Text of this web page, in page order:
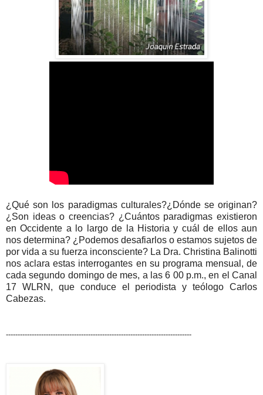
¿Qué son los paradigmas culturales?​¿Dónde se originan?​
¿Son ideas o creencias? ¿Cuántos paradigmas existieron
en Occidente a lo largo de la Historia y cuál de ellos aun
nos determina? ¿Podemos desafiarlos o estamos sujetos de
por vida a su fuerza inconsciente? La Dra. Christina Balinotti
nos aclara estas interrogantes en su programa mensual, de
cada segundo domingo de mes, a las 6 00 p.m., en el Canal
17 WLRN, que conduce el periodista y teólogo Carlos
Cabezas.
-------------------------------------------------------------------------------